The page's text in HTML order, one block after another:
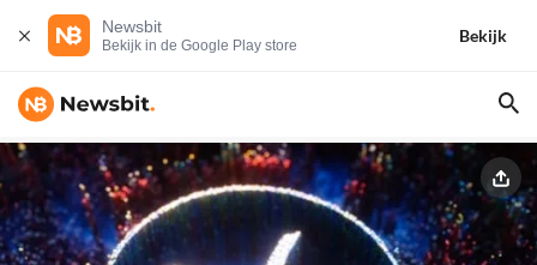
Newsbit
Bekijk in de Google Play store
Bekijk